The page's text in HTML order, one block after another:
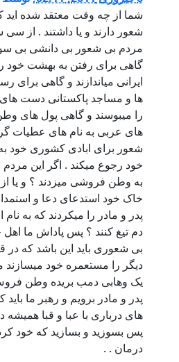
شما از چه وقت معتقد شده اید
شعور دارند و یا داشتند . از
مردم بی شعور بی دانشی بی
گاهی برای رفتن به بهشت خود
ایرانی میاندازند و گاهی برای
ها و مساجد پاکستانی دست های
را میبوسند و گاهی پول های
های عربی به نام های عطیات
شعور برای ابادی کشوری خود
خود رجوع میکند . اگر این
به وطن فروشی میزدند ؟ و یا از
خاک خود استدعای دعا و
پدر و مادر را میکردند که به نام
دم تیغ کنند ؟ پس پاداش ما
بی شعوری باید این باشد که در
دیگر را مستعمره خود میسازند
یک وهابی دمب بریده وطن
پدر و مادر برویم و رهبر ما
های درباری با عبا و قبا همیشه
پس بسوزید و بسازید که خود
درمان . .